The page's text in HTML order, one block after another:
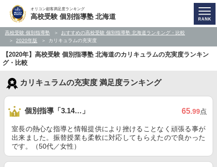
オリコン顧客満足度ランキング
高校受験 個別指導塾 北海道
高校受験 個別指導塾
おすすめの高校受験 個別指導塾 北海道ランキング・比較
2020年版
カリキュラムの充実度
【2020年】高校受験 個別指導塾 北海道のカリキュラムの充実度ランキン
グ・比較
カリキュラムの充実度 満足度ランキング
個別指導「3.14…」 65.99点
室長の熱心な指導と情報提供により挫けることなく頑張る事が
出来ました。振替授業も柔軟に対応してもらえたので良かった
です。（50代／女性）